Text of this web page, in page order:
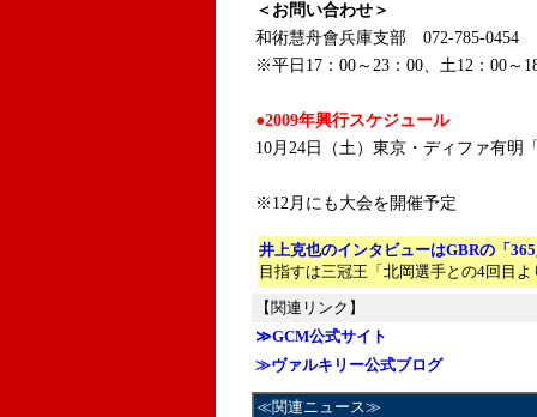
＜お問い合わせ＞
和術慧舟會兵庫支部 072-785-0454
※平日17：00～23：00、土12：00～
●2009年興行スケジュール
10月24日（土）東京・ディファ有明
※12月にも大会を開催予定
井上克也のインタビューはGBRの「
目指すは三冠王「北岡選手との4回目
【関連リンク】
≫GCM公式サイト
≫ヴァルキリー公式ブログ
≪関連ニュース≫